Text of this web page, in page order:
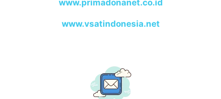
www.primadonanet.co.id
www.vsatindonesia.net